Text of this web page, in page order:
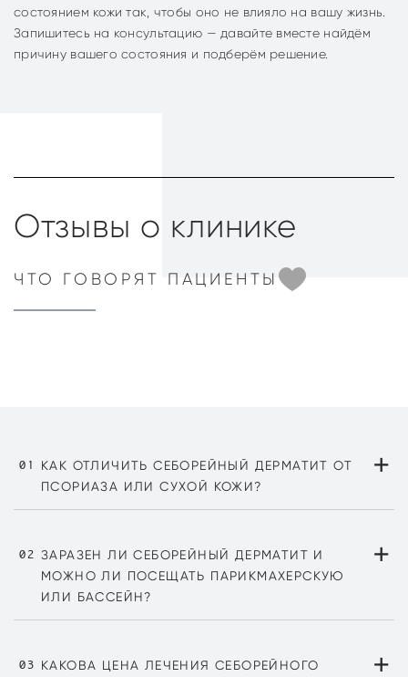
состоянием кожи так, чтобы оно не влияло на вашу жизнь.
Запишитесь на консультацию — давайте вместе найдём
причину вашего состояния и подберём решение.
Отзывы о клинике
ЧТО ГОВОРЯТ ПАЦИЕНТЫ
01 +
КАК ОТЛИЧИТЬ СЕБОРЕЙНЫЙ ДЕРМАТИТ ОТ
ПСОРИАЗА ИЛИ СУХОЙ КОЖИ?
Псориаз даёт плотные серебристые бляшки,
себорейный дерматит — жирные желтоватые чешуйки,
сухая кожа шелушится равномерно, без воспаления.
Но точно определить можно только во время
02 +
ЗАРАЗЕН ЛИ СЕБОРЕЙНЫЙ ДЕРМАТИТ И
МОЖНО ЛИ ПОСЕЩАТЬ ПАРИКМАХЕРСКУЮ
ИЛИ БАССЕЙН?
бассейн посещать можно. Во время обострения лучше
03 +
КАКОВА ЦЕНА ЛЕЧЕНИЯ СЕБОРЕЙНОГО